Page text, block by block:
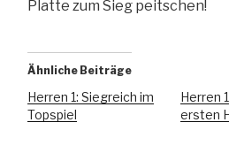
Platte zum Sieg peitschen!
Ähnliche Beiträge
Herren 1: Siegreich im
Topspiel
Herren
ersten